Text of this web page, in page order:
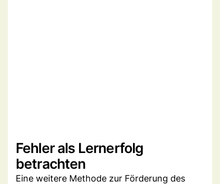
Fehler als Lernerfolg
betrachten
Eine weitere Methode zur Förderung des